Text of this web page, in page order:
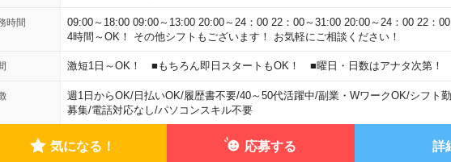
時間
09:00～18:00 09:00～13:00 20:00～24：00 22：00～31:00 20:00～24：00 22：
4時間～OK！ その他シフトもございます！ お気軽にご相談ください！
激短1日～OK！ ■もちろん即日スタートもOK！ ■曜日・日数はアナタ次第！
週1日からOK/日払いOK/履歴書不要/40～50代活躍中/副業・WワークOK/シフト
募集/電話対応なし/パソコンスキル不要
気になる！ 応募する 詳